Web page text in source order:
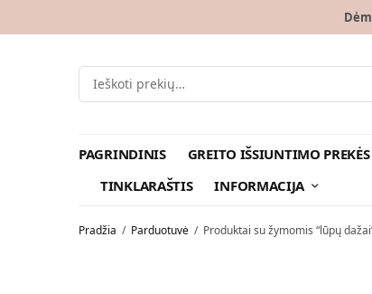
PAGRINDINIS GREITO IŠSIUNTIMO
TINKLARAŠTIS
INFORMACIJA
Pradžia / Parduotuvė / Produktai su žymomis “lūpų